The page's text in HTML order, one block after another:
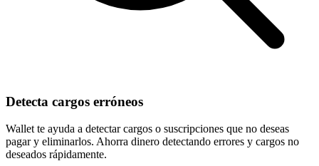
Detecta cargos erróneos
Wallet te ayuda a detectar cargos o suscripciones que no deseas
pagar y eliminarlos. Ahorra dinero detectando errores y cargos no
deseados rápidamente.